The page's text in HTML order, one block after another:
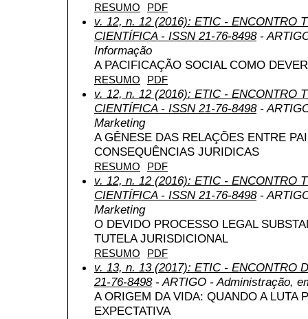
RESUMO PDF
v. 12, n. 12 (2016): ETIC - ENCONTRO
CIENTÍFICA - ISSN 21-76-8498-
Informação
A PACIFICAÇÃO SOCIAL COMO
RESUMO PDF
v. 12, n. 12 (2016): ETIC - ENCONTRO
CIENTÍFICA - ISSN 21-76-8498-
Marketing
A GÊNESE DAS RELAÇÕES ENTRE
CONSEQUÊNCIAS JURIDICAS
RESUMO PDF
v. 12, n. 12 (2016): ETIC - ENCONTRO
CIENTÍFICA - ISSN 21-76-8498-
Marketing
O DEVIDO PROCESSO LEGAL
TUTELA JURISDICIONAL
RESUMO PDF
v. 13, n. 13 (2017): ETIC - ENCONTRO
21-76-8498- ARTIGO - Administração,
A ORIGEM DA VIDA: QUANDO A LUTA
EXPECTATIVA